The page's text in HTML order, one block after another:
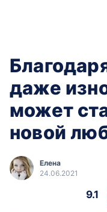
даже
может
новой
Елена
24.06.2021
9.1